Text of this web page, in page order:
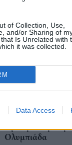
of Collection, Use,
and/or Sharing of
Is Unrelated with
it was collected.
Data Access
IFS Awards by
Παράταση για
13/07/26
Η Allianz
στηρίζοντας ως
την 6η Ελληνική
Ολυμπιάδα